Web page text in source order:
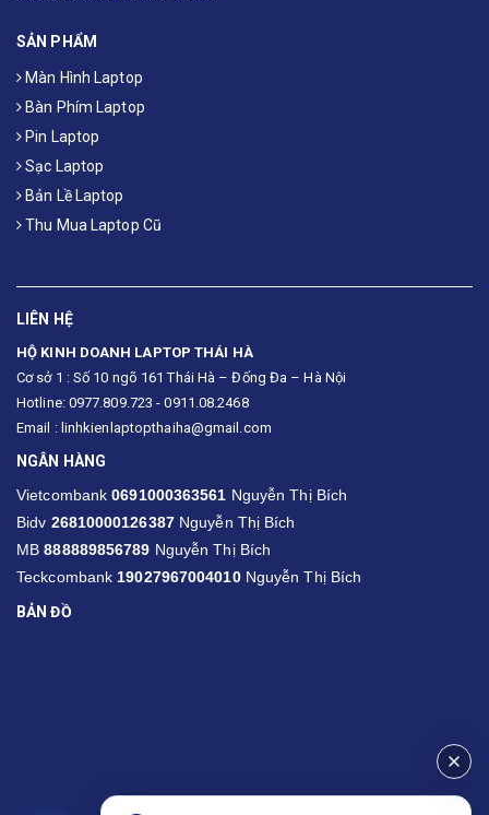
SẢN PHẨM
Màn Hình Laptop
Bàn Phím Laptop
Pin Laptop
Sạc Laptop
Bản Lề Laptop
Thu Mua Laptop Cũ
LIÊN HỆ
HỘ KINH DOANH LAPTOP THÁI HÀ
Cơ sở 1 : Số 10 ngõ 161 Thái Hà – Đống Đa – Hà Nội
Hotline: 0977.809.723 - 0911.08.2468
Email : linhkienlaptopthaiha@gmail.com
NGÂN HÀNG
Vietcombank0691000363561 Nguyễn Thị Bích
Bidv 26810000126387Nguyễn Thị Bích
MB888889856789 Nguyễn Thị Bích
Teckcombank19027967004010Nguyễn Thị Bích
BẢN ĐỒ